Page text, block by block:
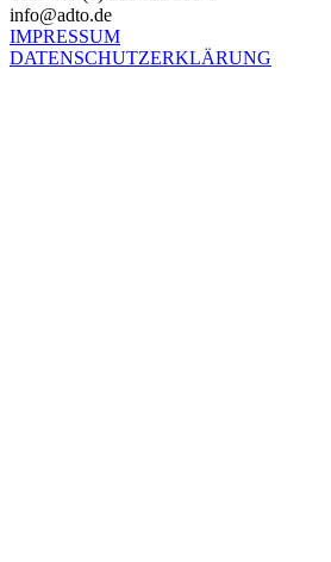
info@adto.de
IMPRESSUM
DATENSCHUTZERKLÄRUNG